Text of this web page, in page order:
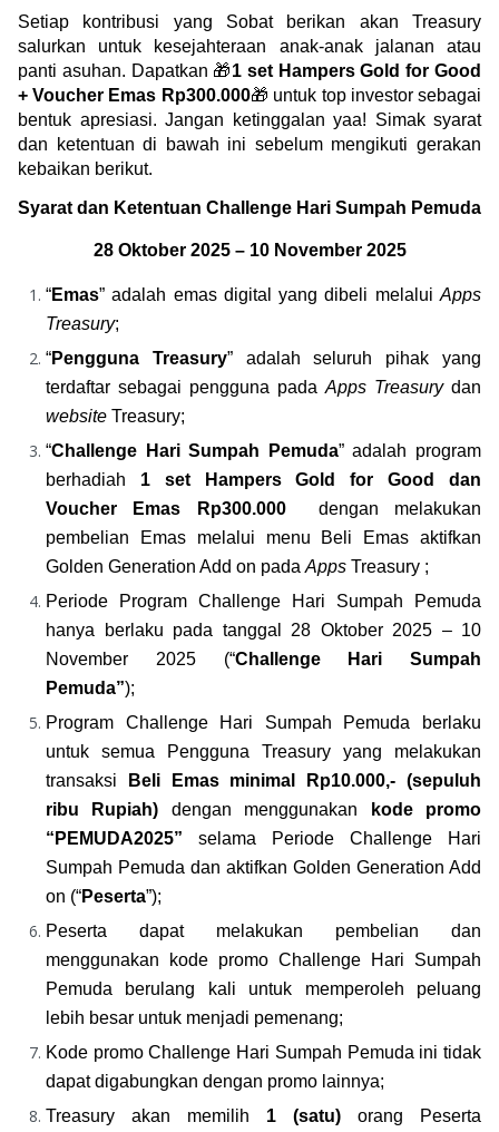
Setiap kontribusi yang Sobat berikan akan Treasury
salurkan untuk kesejahteraan anak-anak jalanan atau
panti asuhan. Dapatkan 🎁1 set Hampers Gold for Good
+ Voucher Emas Rp300.000🎁 untuk top investor sebagai
bentuk apresiasi. Jangan ketinggalan yaa! Simak syarat
dan ketentuan di bawah ini sebelum mengikuti gerakan
kebaikan berikut.
Syarat dan Ketentuan Challenge Hari Sumpah Pemuda
28 Oktober 2025 – 10 November 2025
“Emas” adalah emas digital yang dibeli melalui Apps
Treasury;
“Pengguna Treasury” adalah seluruh pihak yang
terdaftar sebagai pengguna pada Apps Treasury
website Treasury;
“Challenge Hari Sumpah Pemuda” adalah program
berhadiah 1 set Hampers Gold for Good dan
Voucher Emas Rp300.000
dengan melakukan
pembelian Emas melalui menu Beli Emas aktifkan
Golden Generation Add on pada Apps Treasury ;
Periode Program Challenge Hari Sumpah Pemuda
hanya berlaku pada tanggal 28 Oktober 2025 – 10
November 2025 (“Challenge Hari Sumpah
Pemuda”);
Program Challenge Hari Sumpah Pemuda berlaku
untuk semua Pengguna Treasury yang melakukan
transaksi
Beli Emas minimal Rp10.000,- (sepuluh
ribu Rupiah) dengan menggunakan kode promo
“ PEMUDA2025” selama Periode Challenge Hari
Sumpah Pemuda dan aktifkan Golden Generation Add
on (“Peserta”);
Peserta dapat melakukan pembelian dan
menggunakan kode promo Challenge Hari Sumpah
Pemuda berulang kali untuk memperoleh peluang
lebih besar untuk menjadi pemenang;
Kode promo Challenge Hari Sumpah Pemuda ini tidak
dapat digabungkan dengan promo lainnya;
Treasury akan memilih 1 (satu) orang Peserta